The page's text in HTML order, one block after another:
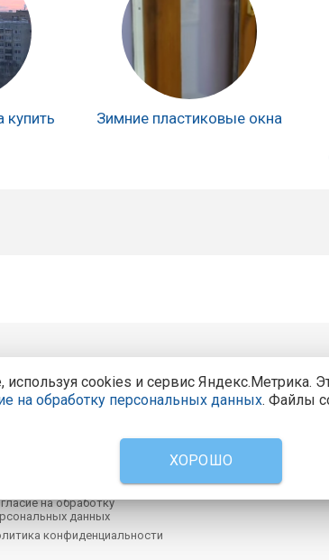
купить
Зимние пластиковые окна
на обработку
данных
конфиденциальности
Калуга,
Тел.: 8-800-
cookies и сервис Яндекс.Метрика.
на обработку персональных данных. Файлы
ХОРОШО